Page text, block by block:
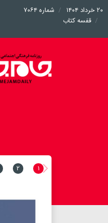
۲۰ خرداد ۱۴۰۴
شماره ۷۰۶۴
قفسه کتاب
۱ ۲